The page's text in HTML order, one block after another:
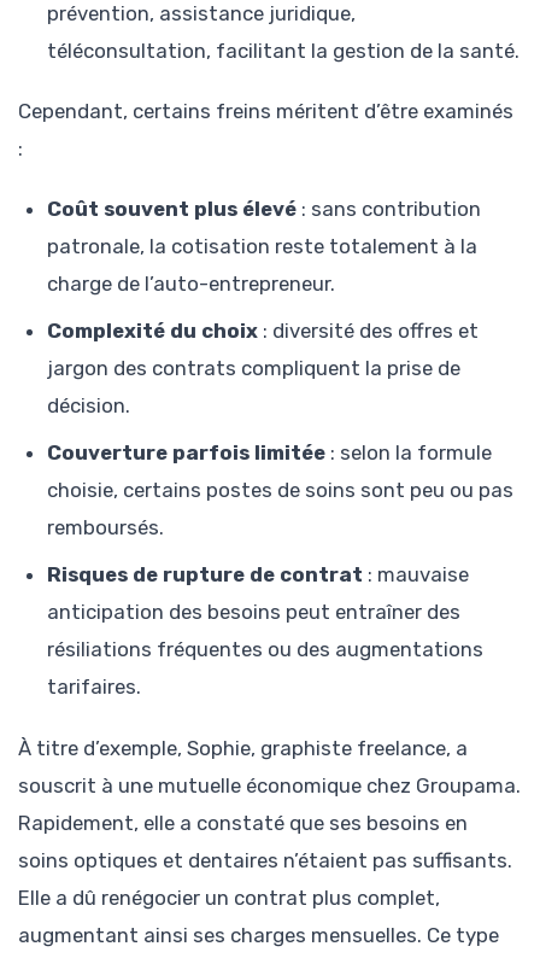
prévention, assistance juridique,
téléconsultation, facilitant la gestion de la santé.
Cependant, certains freins méritent d’être examinés
:
Coût souvent plus élevé : sans contribution
patronale, la cotisation reste totalement à la
charge de l’auto-entrepreneur.
Complexité du choix : diversité des offres et
jargon des contrats compliquent la prise de
décision.
Couverture parfois limitée : selon la formule
choisie, certains postes de soins sont peu ou pas
remboursés.
Risques de rupture de contrat : mauvaise
anticipation des besoins peut entraîner des
résiliations fréquentes ou des augmentations
tarifaires.
À titre d’exemple, Sophie, graphiste freelance, a
souscrit à une mutuelle économique chez Groupama.
Rapidement, elle a constaté que ses besoins en
soins optiques et dentaires n’étaient pas suffisants.
Elle a dû renégocier un contrat plus complet,
augmentant ainsi ses charges mensuelles. Ce type